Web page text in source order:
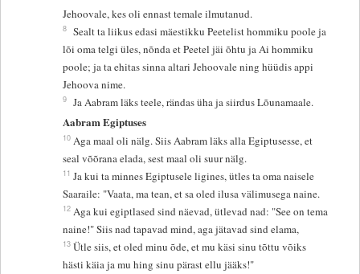
Jehoovale, kes oli ennast temale ilmutanud.
8 Sealt ta liikus edasi mäestikku Peetelist hommiku poole ja
lõi oma telgi üles, nõnda et Peetel jäi õhtu ja Ai hommiku
poole; ja ta ehitas sinna altari Jehoovale ning hüüdis appi
Jehoova nime.
9 Ja Aabram läks teele, rändas üha ja siirdus Lõunamaale.
Aabram Egiptuses
10 Aga maal oli nälg. Siis Aabram läks alla Egiptusesse, et
seal võõrana elada, sest maal oli suur nälg.
11 Ja kui ta minnes Egiptusele ligines, ütles ta oma naisele
Saaraile: "Vaata, ma tean, et sa oled ilusa välimusega naine.
12 Aga kui egiptlased sind näevad, ütlevad nad: "See on tema
naine!" Siis nad tapavad mind, aga jätavad sind elama,
13 Ütle siis, et oled minu õde, et mu käsi sinu tõttu võiks
hästi käia ja mu hing sinu pärast ellu jääks!"